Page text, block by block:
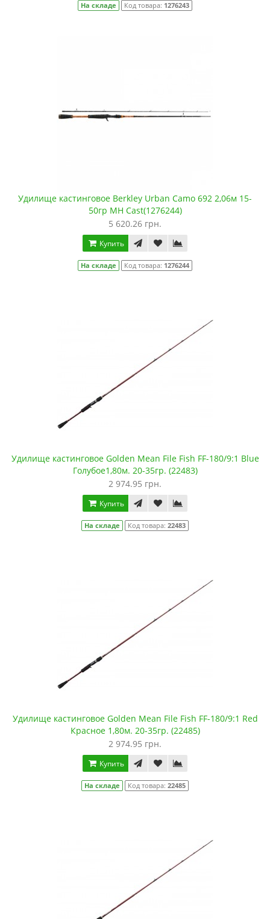
На складе Код товара: 1276243
Удилище кастинговое Berkley Urban Camo 692 2,06м 15-
50гр MH Cast(1276244)
5 620.26 грн.
Купить
На складе Код товара: 1276244
Удилище кастинговое Golden Mean File Fish FF-180/9:1 Blue
Голубое1,80м. 20-35гр. (22483)
2 974.95 грн.
Купить
На складе Код товара: 22483
Удилище кастинговое Golden Mean File Fish FF-180/9:1 Red
Красное 1,80м. 20-35гр. (22485)
2 974.95 грн.
Купить
На складе Код товара: 22485